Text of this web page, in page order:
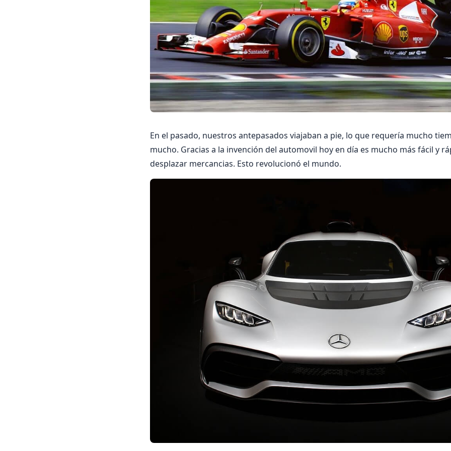
En el pasado, nuestros antepasados viajaban a pie, lo que requería mucho
mucho. Gracias a la invención del automovil hoy en día es mucho más fácil y
desplazar mercancias. Esto revolucionó el mundo.